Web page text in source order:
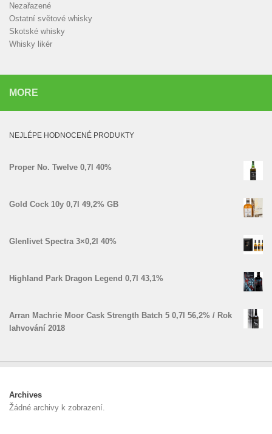
Nezařazené
Ostatní světové whisky
Skotské whisky
Whisky likér
MORE
NEJLÉPE HODNOCENÉ PRODUKTY
Proper No. Twelve 0,7l 40%
Gold Cock 10y 0,7l 49,2% GB
Glenlivet Spectra 3×0,2l 40%
Highland Park Dragon Legend 0,7l 43,1%
Arran Machrie Moor Cask Strength Batch 5 0,7l 56,2% / Rok
lahvování 2018
Archives
Žádné archivy k zobrazení.